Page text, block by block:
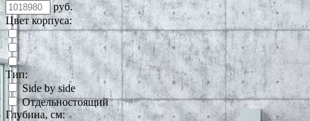
руб.
Цвет корпуса:
Тип:
Side by side
Отдельностоящий
Глубина, см: